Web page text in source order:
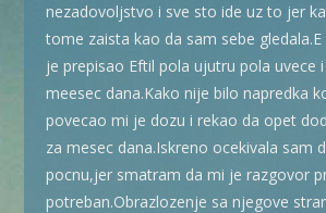
nezadovoljstvo i sve sto ide uz to jer
tome zaista kao da sam sebe
je prepisao Eftil pola ujutru pola uvece
meesec dana.Kako nije bilo napredka
povecao mi je dozu i rekao da opet
za mesec dana.Iskreno ocekivala sam
pocnu,jer smatram da mi je razgovor
potreban.Obrazlozenje sa njegove